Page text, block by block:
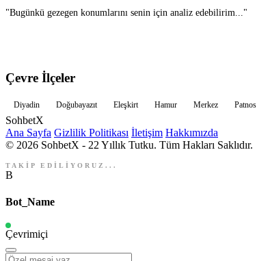
"Bugünkü gezegen konumlarını senin için analiz edebilirim..."
Çevre İlçeler
Diyadin Doğubayazıt Eleşkirt Hamur Merkez Patnos
SohbetX
Ana Sayfa Gizlilik Politikası İletişim Hakkımızda
© 2026 SohbetX - 22 Yıllık Tutku. Tüm Hakları Saklıdır.
TAKİP EDİLİYORUZ...
B
Bot_Name
Çevrimiçi